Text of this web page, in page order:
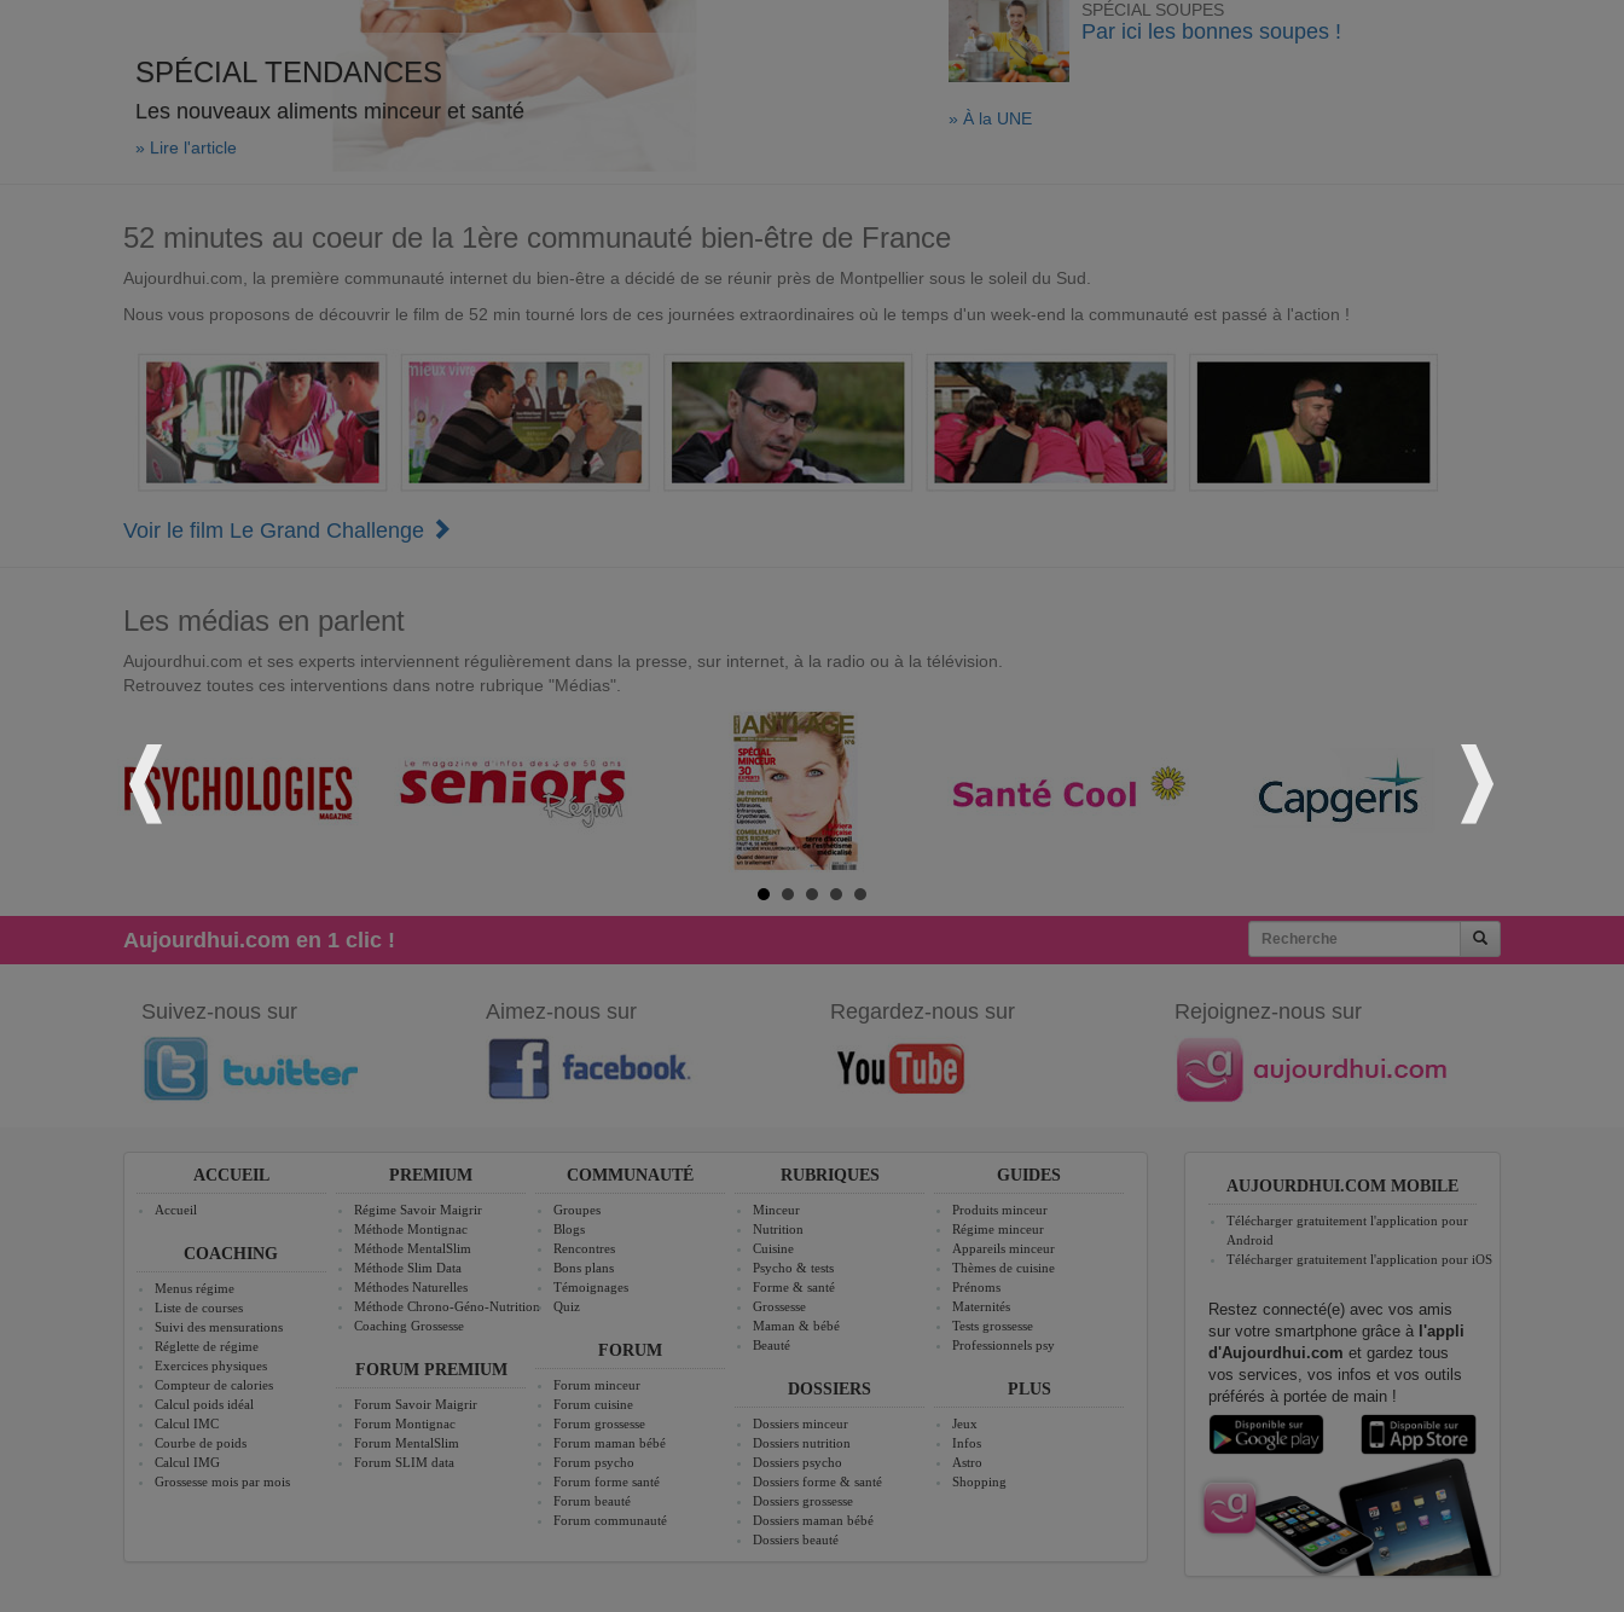
SPÉCIAL TENDANCES
Les nouveaux aliments minceur et santé
» Lire l'article
SPÉCIAL SOUPES
Par ici les bonnes soupes !
» À la UNE
52 minutes au coeur de la 1ère communauté bien-être de France
Aujourdhui.com, la première communauté internet du bien-être a décidé de se réunir près de Montpellier sous le soleil du Sud.
Nous vous proposons de découvrir le film de 52 min tourné lors de ces journées extraordinaires où le temps d'un week-end la communauté est passé à l'action !
Voir le film Le Grand Challenge
Les médias en parlent
Aujourdhui.com et ses experts interviennent régulièrement dans la presse, sur internet, à la radio ou à la télévision.
Retrouvez toutes ces interventions dans notre rubrique "Médias".
Aujourdhui.com en 1 clic !
Suivez-nous sur Aimez-nous sur Regardez-nous sur Rejoignez-nous sur
ACCUEIL
Accueil
COACHING
Menus régime
Liste de courses
Suivi des mensurations
Réglette de régime
Exercices physiques
Compteur de calories
Calcul poids idéal
Calcul IMC
Courbe de poids
Calcul IMG
Grossesse mois par mois
PREMIUM
Régime Savoir Maigrir
Méthode Montignac
Méthode MentalSlim
Méthode Slim Data
Méthodes Naturelles
Méthode Chrono-Géno-Nutrition
Coaching Grossesse
FORUM PREMIUM
Forum Savoir Maigrir
Forum Montignac
Forum MentalSlim
Forum SLIM data
COMMUNAUTÉ
Groupes
Blogs
Rencontres
Bons plans
Témoignages
Quiz
FORUM
Forum minceur
Forum cuisine
Forum grossesse
Forum maman bébé
Forum psycho
Forum forme santé
Forum beauté
Forum communauté
RUBRIQUES
Minceur
Nutrition
Cuisine
Psycho & tests
Forme & santé
Grossesse
Maman & bébé
Beauté
DOSSIERS
Dossiers minceur
Dossiers nutrition
Dossiers psycho
Dossiers forme & santé
Dossiers grossesse
Dossiers maman bébé
Dossiers beauté
GUIDES
Produits minceur
Régime minceur
Appareils minceur
Thèmes de cuisine
Prénoms
Maternités
Tests grossesse
Professionnels psy
PLUS
Jeux
Infos
Astro
Shopping
AUJOURDHUI.COM MOBILE
Télécharger gratuitement l'application pour
Android
Télécharger gratuitement l'application pour iOS
Restez connecté(e) avec vos amis
sur votre smartphone grâce à l'appli
d'Aujourdhui.com et gardez tous
vos services, vos infos et vos outils
préférés à portée de main !